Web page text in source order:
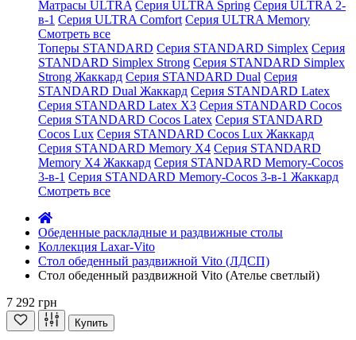
Матрасы ULTRA Серия ULTRA Spring Серия ULTRA 2-
в-1 Серия ULTRA Comfort Серия ULTRA Memory
Смотреть все
Топеры STANDARD Серия STANDARD Simplex Серия
STANDARD Simplex Strong Серия STANDARD Simplex
Strong Жаккард Серия STANDARD Dual Серия
STANDARD Dual Жаккард Серия STANDARD Latex
Серия STANDARD Latex X3 Серия STANDARD Cocos
Серия STANDARD Cocos Latex Серия STANDARD
Cocos Lux Серия STANDARD Cocos Lux Жаккард
Серия STANDARD Memory X4 Серия STANDARD
Memory X4 Жаккард Серия STANDARD Memory-Cocos
3-в-1 Серия STANDARD Memory-Cocos 3-в-1 Жаккард
Смотреть все
Обеденные раскладные и раздвижные столы
Коллекция Laxar-Vito
Стол обеденный раздвижной Vito (ЛДСП)
Стол обеденный раздвижной Vito (Ателье светлый)
7 292 грн
Купить